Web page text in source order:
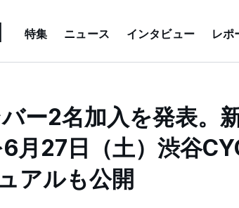
特集 ニュース インタビュー レポ
ー2名加入を発表。
月27日（土）渋谷
アルも公開